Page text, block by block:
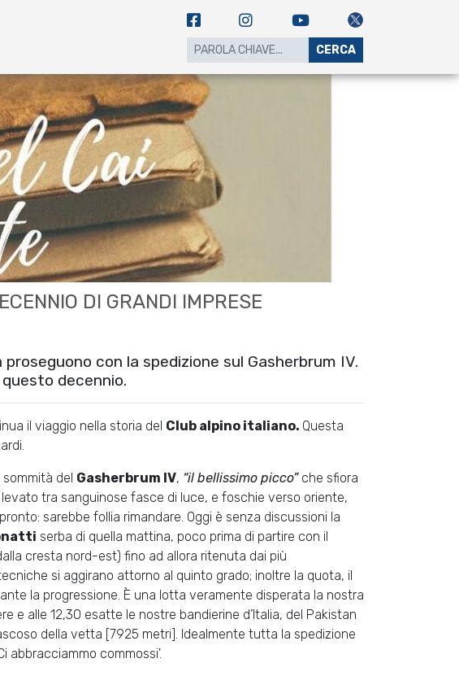
CERCA
DI GRANDI IMPRESE
con la spedizione sul Gasherbrum IV.
questo decennio.
il viaggio nella storia del Club alpino italiano. Questa
del Gasherbrum IV, “il bellissimo picco”che sfiora
levato tra sanguinose fasce di luce, e foschie verso oriente,
sarebbe follia rimandare. Oggi è senza discussioni la
serba di quella mattina, poco prima di partire con il
cresta nord-est) fino ad allora ritenuta dai più
si aggirano attorno al quinto grado; inoltre la quota, il
la progressione. È una lotta veramente disperata la nostra
e alle 12,30 esatte le nostre bandierine d’Italia, del Pakistan
della vetta [7925 metri]. Idealmente tutta la spedizione
abbracciammo commossi'.